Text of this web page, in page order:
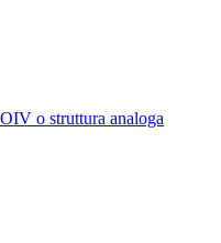
o struttura analoga